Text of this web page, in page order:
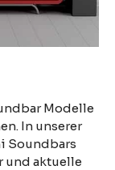
Modelle
In unserer
Soundbars
und aktuelle